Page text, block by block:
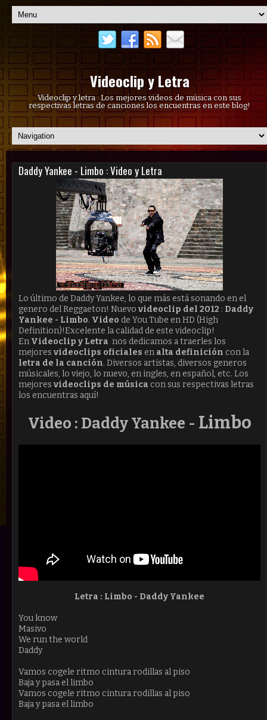
Videoclip y Letra
Videoclip y letra : Los mejores videos de música con sus
respectivas letras de canciones los encuentras en este blog!
Daddy Yankee - Limbo : Video y Letra
Lo último de Daddy Yankee, lo que más está sonando en el
genero del Reggaeton! Nuevo videoclip del 2012 : Daddy
Yankee - Limbo. Video de You Tube en HD (High
Definition)!Excelente la calidad de este videoclip!
En Videoclip y Letra nos dedicamos a traerles los
mejores videoclips oficiales en alta definición con la
letra de la canción. Diversos artistas, diversos generos
músicales, lo viejo, lo nuevo, en ingles, en español, etc. Los
mejores videoclips de música con sus respectivas letras
los encuentras aquí!
Video : Daddy Yankee - Limbo
Letra : Limbo - Daddy Yankee
You know
Masivo
We run the world
Daddy
Vamos cogele ritmo cintura rodillas al piso
Baja y pasa el limbo
Vamos cogele ritmo cintura rodillas al piso
Baja y pasa el limbo